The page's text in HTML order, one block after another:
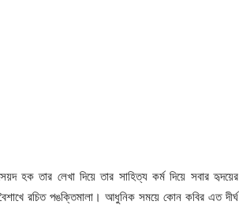
হক তার লেখা দিয়ে তার সাহিত্য কর্ম দিয়ে সবার হৃদয়ের
রচিত পঙক্তিমালা। আধুনিক সময়ে কোন কবির এত দীর্ঘ